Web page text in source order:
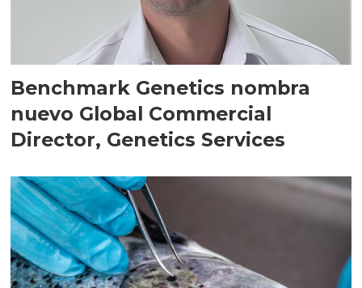
Benchmark Genetics nombra
nuevo Global Commercial
Director, Genetics Services